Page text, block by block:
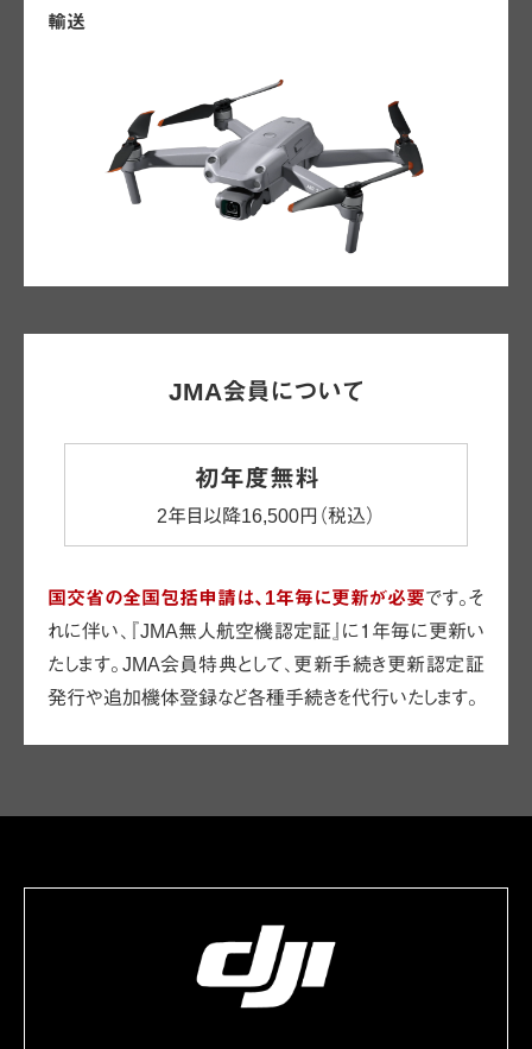
輸送
〈機体の登録が必要〉
JMA会員の方は追加も含め当スクー
ルで代行します。
JMA会員について
初年度無料
2年目以降16,500円（税込）
国交省の全国包括申請は、1年毎に更新が必要です。そ
れに伴い、『JMA無人航空機認定証』に１年毎に更新い
たします。JMA会員特典として、更新手続き更新認定証
発行や追加機体登録など各種手続きを代行いたします。